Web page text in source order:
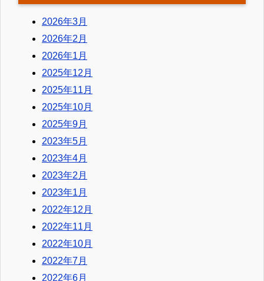
2026年3月
2026年2月
2026年1月
2025年12月
2025年11月
2025年10月
2025年9月
2023年5月
2023年4月
2023年2月
2023年1月
2022年12月
2022年11月
2022年10月
2022年7月
2022年6月